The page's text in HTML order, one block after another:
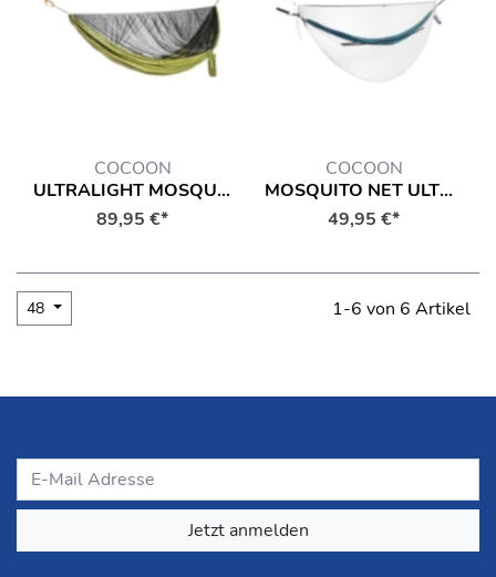
COCOON
ULTRALIGHT MOSQUITO NET HAMMOCK
89,95 €*
COCOON
MOSQUITO NET ULTRALIGHT FOR HAMMOCKS
49,95 €*
48 1-6 von 6 Artikel
Jetzt anmelden